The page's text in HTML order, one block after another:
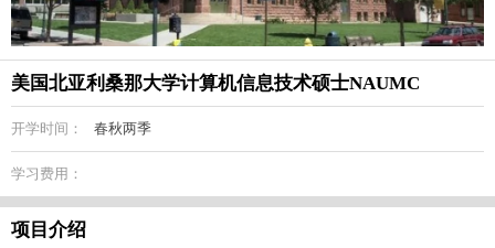
美国北亚利桑那大学计算机信息技术硕士NAUMC
开学时间： 春秋两季
学习费用：
项目介绍